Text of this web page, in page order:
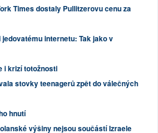
Times dostaly Pullitzerovu cenu za
internetu: Tak jako v
i krizí totožnosti
stovky teenagerů zpět do válečných
hnutí
výšiny nejsou součástí Izraele